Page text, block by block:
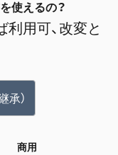
使えるの？
用可、改変と
承）
商用